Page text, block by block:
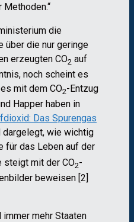
die
über die nur geringe
erzeugten CO2 auf
noch scheint es
mit dem CO2-Entzug
Happer haben in
Das Spurengas
dargelegt, wie wichtig
für das Leben auf der
steigt mit der CO2-
beweisen [2]
immer mehr Staaten